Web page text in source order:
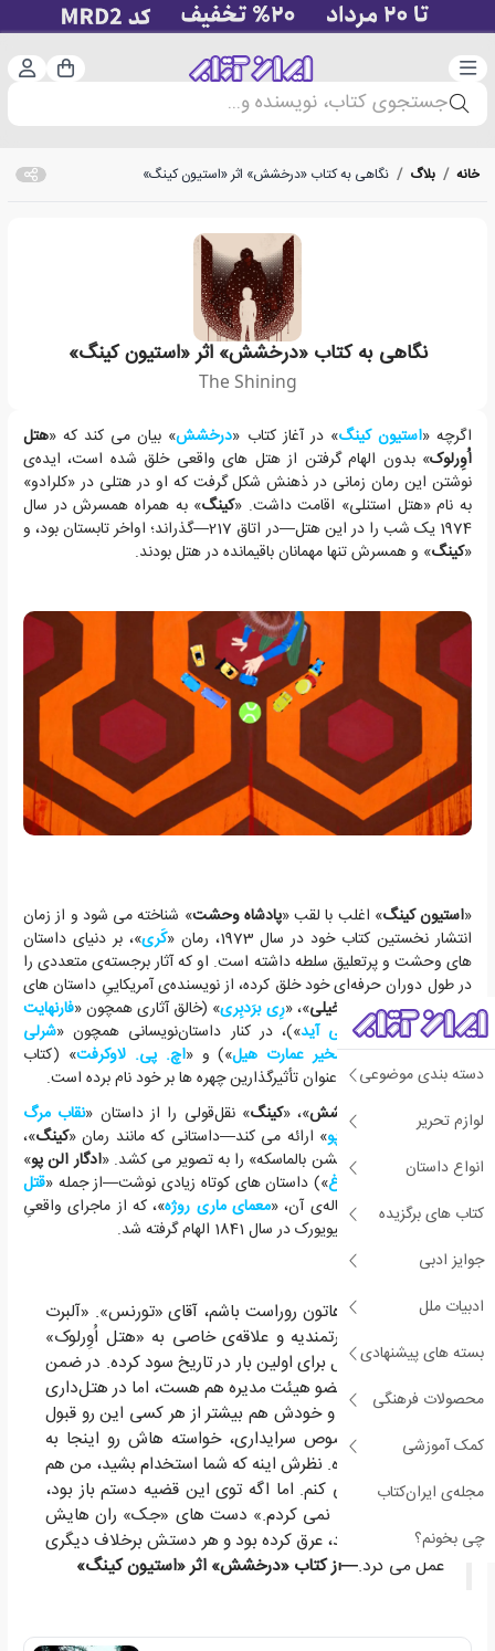
دسته‌بندی سبد
جستجوی کتاب، نویسنده و...
دسته بندی موضوعی
لوازم تحریر
انواع داستان
کتاب های برگزیده
جوایز ادبی
ادبیات ملل
بسته های پیشنهادی
محصولات فرهنگی
کمک آموزشی
مجله‌ی ایران‌کتاب
چی بخونم؟
خانه / بلاگ / نگاهی به کتاب «درخشش» اثر «استیون کینگ»
نگاهی به کتاب «درخشش» اثر «استیون کینگ»
The Shining
کتاب «درخشش» مانند بسیاری از رمان های «استیون کینگ»، سرشار از
اگرچه «استیون کینگ» در آغاز کتاب «درخشش» بیان می کند که «هتل
اُوِرلوک» بدون الهام گرفتن از هتل های واقعی خلق شده است، ایده‌ی
نوشتن این رمان زمانی در ذهنش شکل گرفت که او در هتلی در «کلرادو»
به نام «هتل استنلی» اقامت داشت. «کینگ» به همراه همسرش در سال
1974 یک شب را در این هتل—در اتاق 217—گذراند؛ اواخر تابستان بود، و
«کینگ» و همسرش تنها مهمانان باقیمانده در هتل بودند.
«استیون کینگ» اغلب با لقب «پادشاه وحشت» شناخته می شود و از زمان
انتشار نخستین کتاب خود در سال 1973، رمان «
کَری»، بر دنیای داستان
های وحشت و پرتعلیق سلطه داشته است. او که آثار برجسته‌ی متعددی را
در طول دوران حرفه‌ای خود خلق کرده، از نویسنده‌ی آمریکاییِ داستان های
« وحشت» و «علمی تخیلی»، «رِی برَدبِری» (خالق آثاری همچون «فارنهایت
541» و «بوی شر می آید»)، در کنار داستان‌نویسانی همچون «شرلی
جکسون» (کتاب «تسخیر عمارت هیل») و «اچ. پی. لاوکرفت» (کتاب
«احضار کطولحو»)، به عنوان تأثیرگذارین چهره ها بر خود نام برده است.
در آغاز داستان «
درخشش»، «کینگ» نقل‌قولی را از داستان «نقاب مرگ
سرخ
» اثر « ادگار الن پو» ارائه می کند—داستانی که مانند رمان «کینگ»،
صحنه هایی از یک «جشن بالماسکه» را به تصویر می کشد. «ادگار الن پو»
(خالق شعر رواییِ « کلاغ») داستان های کوتاه زیادی نوشت—از جمله «قتل
در کوچه مورگ» و دنباله‌ی آن، «معمای ماری روژه»، که از ماجرای واقعیِ
قتل «ماری راجرز» در نیویورک در سال 1841 الهام گرفته شد.
«بذارید کاملا باهاتون روراست باشم، آقای «تورنس». «آلبرت
شاکلی» مرد قدرتمندیه و علاقه‌ی خاصی به «هتل اُوِرلوک»
داره که این فصل برای اولین بار در تاریخ سود کرده. در ضمن
آقای «شاکلی» عضو هیئت مدیره هم هست، اما در هتل‌داری
سررشته‌ای نداره و خودش هم بیشتر از هر کسی این رو قبول
داره؛ ولی درخصوص سرایداری، خواسته هاش رو اینجا به
وضوح اعلام کرده. نظرش اینه که شما استخدام بشید، من هم
همین کار رو می کنم. اما اگه توی این قضیه دستم باز بود،
شما رو استخدام نمی کردم.» دست های «جک» ران هایش
را محکم چنگ زد، عرق کرده بود و هر دستش برخلاف دیگری
عمل می کرد.—از کتاب «درخشش» اثر «استیون کینگ»